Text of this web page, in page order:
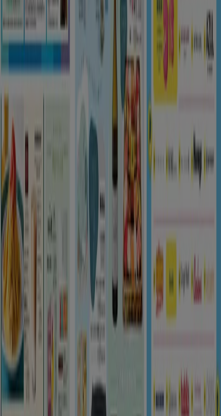
注目のセール商品
シェルター ランタン カーテン
ケア
スーツケース
あなたのまちのTiendeo
東京都 名古屋市 福岡市 札幌市
戸市
仙台市 京都市 さいたま市
市
北九州市
渋谷区
都道府県一覧へ
Tiendeo international
United Kingdom
Brasil
Colombia
Argentina France
United States
Nederland
Deutschland Perú Chile
Portugal
Australia
Türkiye Polska Norge
Österreich
Sverige
Singapore South Africa
Canada
Danmark
Suomi Ελλάδα 한국
Belgique
Schweiz
United Arab Emirates România
Ceská republika
Slovenská republika
България
広告